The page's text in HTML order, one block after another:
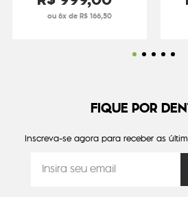
ou 6x de R$ 166,50
FIQUE POR
Inscreva-se agora para receber as